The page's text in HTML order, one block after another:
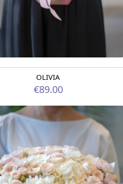
OLIVIA
€89.00